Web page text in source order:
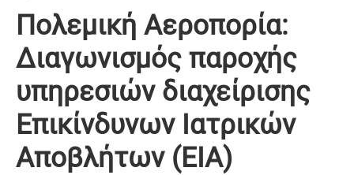
Πολεμική Αεροπορία:
Διαγωνισμός παροχής
υπηρεσιών διαχείρισης
Επικίνδυνων Ιατρικών
Αποβλήτων (ΕΙΑ)